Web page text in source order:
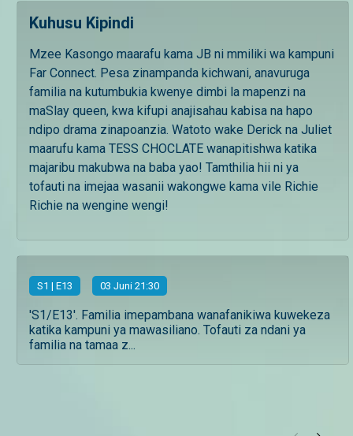
Kuhusu Kipindi
Mzee Kasongo maarafu kama JB ni mmiliki wa kampuni
Far Connect. Pesa zinampanda kichwani, anavuruga
familia na kutumbukia kwenye dimbi la mapenzi na
maSlay queen, kwa kifupi anajisahau kabisa na hapo
ndipo drama zinapoanzia. Watoto wake Derick na Juliet
maarufu kama TESS CHOCLATE wanapitishwa katika
majaribu makubwa na baba yao! Tamthilia hii ni ya
tofauti na imejaa wasanii wakongwe kama vile Richie
Richie na wengine wengi!
S1 | E13 03 Juni 21:30
'S1/E13'. Familia imepambana wanafanikiwa kuwekeza
katika kampuni ya mawasiliano. Tofauti za ndani ya
familia na tamaa z...